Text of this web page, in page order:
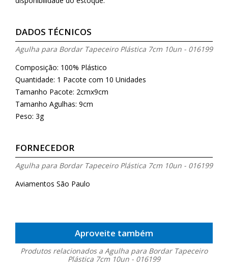
DADOS TÉCNICOS
Agulha para Bordar Tapeceiro Plástica 7cm 10un - 016199
Composição: 100% Plástico
Quantidade: 1 Pacote com 10 Unidades
Tamanho Pacote: 2cmx9cm
Tamanho Agulhas: 9cm
Peso: 3g
FORNECEDOR
Agulha para Bordar Tapeceiro Plástica 7cm 10un - 016199
Aviamentos São Paulo
Aproveite também
Produtos relacionados a Agulha para Bordar Tapeceiro
Plástica 7cm 10un - 016199